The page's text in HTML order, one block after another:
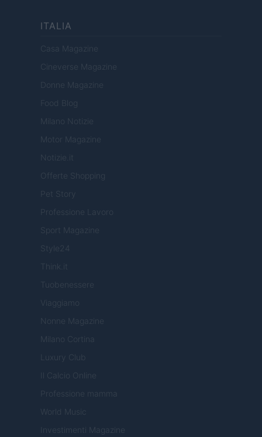
ITALIA
Casa Magazine
Cineverse Magazine
Donne Magazine
Food Blog
Milano Notizie
Motor Magazine
Notizie.it
Offerte Shopping
Pet Story
Professione Lavoro
Sport Magazine
Style24
Think.it
Tuobenessere
Viaggiamo
Nonne Magazine
Milano Cortina
Luxury Club
Il Calcio Online
Professione mamma
World Music
Investimenti Magazine